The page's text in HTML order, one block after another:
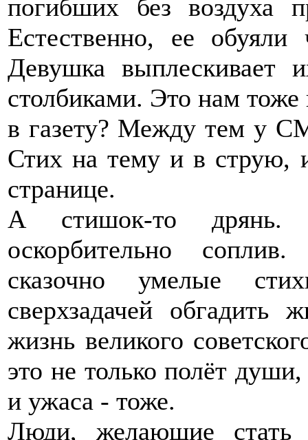
погибших без воздуха
Естественно, ее
Девушка выплескивает
столбиками. Это нам тоже
в газету? Между тем у
Стих на тему и в струю,
странице.
А стишок-то дрянь.
оскорбительно
сказочно умелые
сверхзадачей обгадить
жизнь великого
это не только полёт
и ужаса - тоже.
Люди, желающие стать